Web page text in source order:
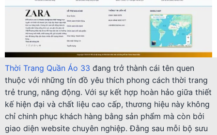
Thời Trang Quần Áo 33 đang trở thành cái tên quen
thuộc với những tín đồ yêu thích phong cách thời trang
trẻ trung, năng động. Với sự kết hợp hoàn hảo giữa thiết
kế hiện đại và chất liệu cao cấp, thương hiệu này không
chỉ chinh phục khách hàng bằng sản phẩm mà còn bởi
giao diện website chuyên nghiệp. Đằng sau mỗi bộ sưu